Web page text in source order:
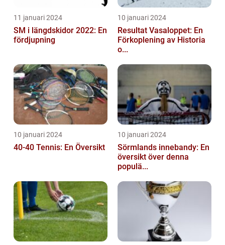
11 januari 2024
SM i längdskidor 2022: En
fördjupning
10 januari 2024
Resultat Vasaloppet: En
Förkoplening av Historia
o...
10 januari 2024
40-40 Tennis: En Översikt
10 januari 2024
Sörmlands innebandy: En
översikt över denna
populä...